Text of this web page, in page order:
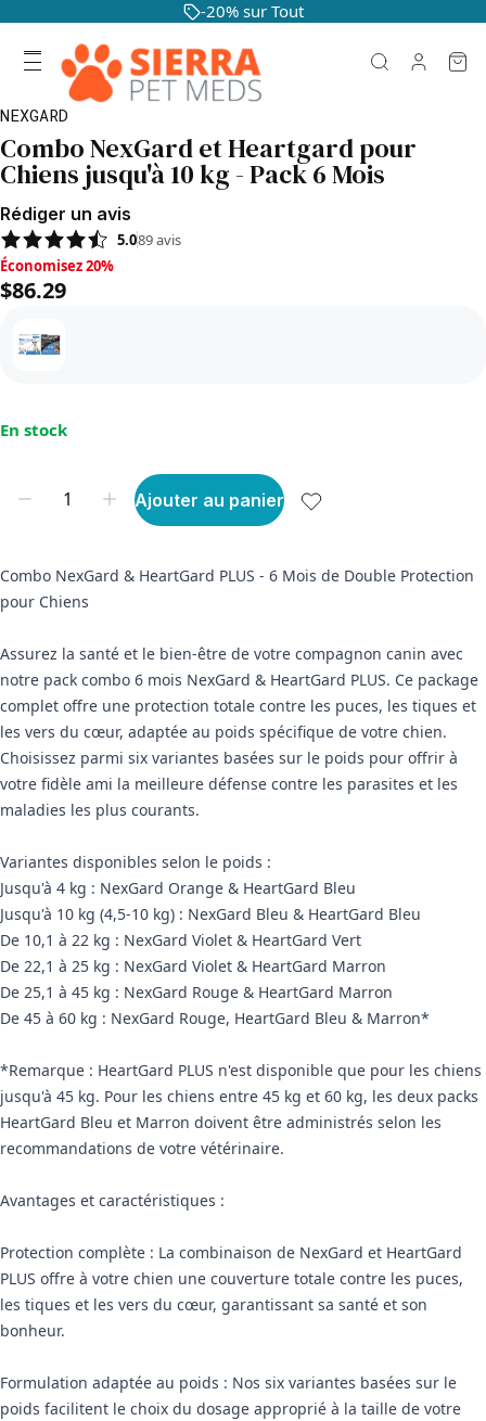
-20% sur Tout
NEXGARD
Combo NexGard et Heartgard pour
Chiens jusqu'à 10 kg - Pack 6 Mois
Rédiger un avis
5.089avis
Économisez 20%, $86.29
Économisez 20%
$86.29
En stock
Ajouter au panier
Combo NexGard & HeartGard PLUS - 6 Mois de Double Protection
pour Chiens
Assurez la santé et le bien-être de votre compagnon canin avec
notre pack combo 6 mois NexGard & HeartGard PLUS. Ce package
complet offre une protection totale contre les puces, les tiques et
les vers du cœur, adaptée au poids spécifique de votre chien.
Choisissez parmi six variantes basées sur le poids pour offrir à
votre fidèle ami la meilleure défense contre les parasites et les
maladies les plus courants.
Variantes disponibles selon le poids :
Jusqu'à 4 kg : NexGard Orange & HeartGard Bleu
Jusqu'à 10 kg (4,5-10 kg) : NexGard Bleu & HeartGard Bleu
De 10,1 à 22 kg : NexGard Violet & HeartGard Vert
De 22,1 à 25 kg : NexGard Violet & HeartGard Marron
De 25,1 à 45 kg : NexGard Rouge & HeartGard Marron
De 45 à 60 kg : NexGard Rouge, HeartGard Bleu & Marron*
*Remarque : HeartGard PLUS n'est disponible que pour les chiens
jusqu'à 45 kg. Pour les chiens entre 45 kg et 60 kg, les deux packs
HeartGard Bleu et Marron doivent être administrés selon les
recommandations de votre vétérinaire.
Avantages et caractéristiques :
Protection complète : La combinaison de NexGard et HeartGard
PLUS offre à votre chien une couverture totale contre les puces,
les tiques et les vers du cœur, garantissant sa santé et son
bonheur.
Formulation adaptée au poids : Nos six variantes basées sur le
poids facilitent le choix du dosage approprié à la taille de votre